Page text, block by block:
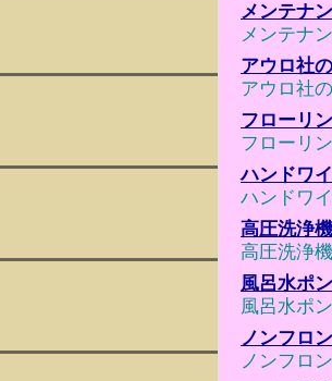
メンテナ
メンテナ
アウロ社
アウロ社
フローリ
フローリ
ハンドワ
ハンドワ
高圧洗浄
高圧洗浄
風呂水ポ
風呂水ポ
ノンフロ
ノンフロ